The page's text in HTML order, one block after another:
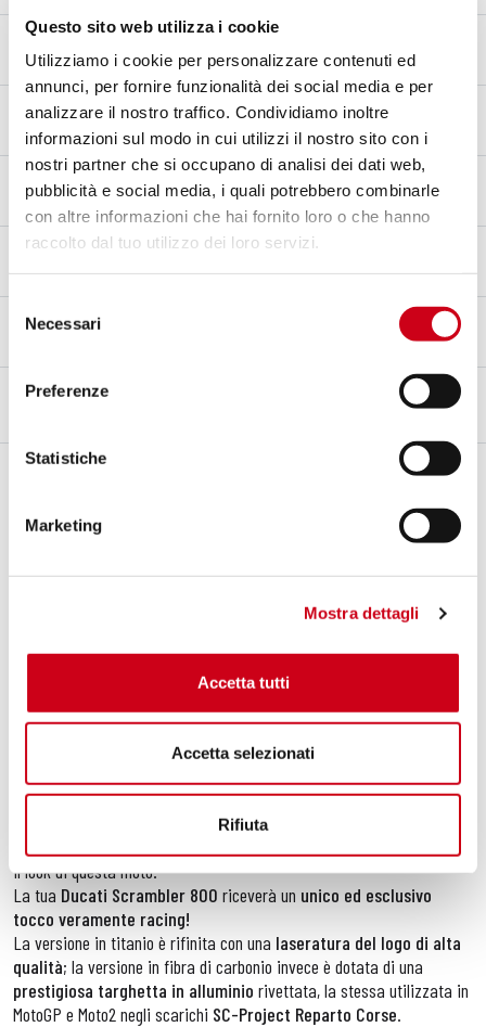
Questo sito web utilizza i cookie
Utilizziamo i cookie per personalizzare contenuti ed
annunci, per fornire funzionalità dei social media e per
analizzare il nostro traffico. Condividiamo inoltre
informazioni sul modo in cui utilizzi il nostro sito con i
nostri partner che si occupano di analisi dei dati web,
pubblicità e social media, i quali potrebbero combinarle
con altre informazioni che hai fornito loro o che hanno
raccolto dal tuo utilizzo dei loro servizi.
Selezione
delNecessari
Preferenze
Statistiche
Marketing
Mostra dettagli
Accetta tutti
Accetta selezionati
Rifiuta
Materiale corpo
Titanio
Materiale fondello
Titanio
Materiale innesto
Acciaio inox AISI 304
Omologazione – EC / ECE
Sì - Omologato per uso stradale - Euro 5+
Certificato d'omologazione
Descrizione
hanno sempre rappresentato il primo passo nella
personalizzazione della moto.
CR-T
rappresenta da sempre lo scarico più iconico nato per competere nei
Project
pieno rispetto delle normative Euro 5+
per utilizzo stradale della Ducati Scrambler 800.
assoluta qualitàdel fodero esterno (disponibile in due
opzioni: in
saldature
TIGrealizzate a mano in ambiente protetto, l’uscita di forma tonda
super aggressiva rete in titanio
sulla bocca di uscita: tutti questi elementi rendono unico ed esclusivo
il look di questa moto.
La tua Ducati Scrambler 800 riceverà un unico ed esclusivo
tocco veramente racing!
La versione in titanio è rifinita con una laseratura del logo di alta
qualità; la versione in fibra di carbonio invece è dotata di una
prestigiosa targhetta in alluminio rivettata, la stessa utilizzata in
MotoGP e Moto2 negli scarichi SC-Project Reparto Corse.